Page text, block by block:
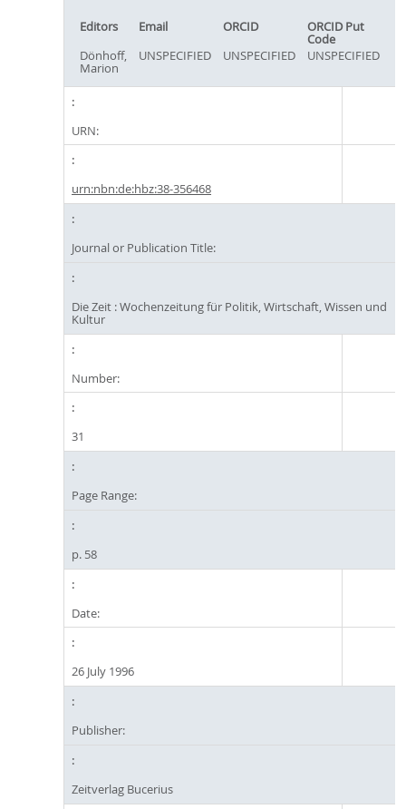
Editors Email ORCID ORCID Put
Code
Dönhoff,
Marion
UNSPECIFIED UNSPECIFIED UNSPECIFIED
URN:
urn:nbn:de:hbz:38-356468
Journal or Publication Title:
Die Zeit : Wochenzeitung für Politik, Wirtschaft, Wissen und
Kultur
Number:
31
Page Range:
p. 58
Date:
26 July 1996
Publisher:
Zeitverlag Bucerius